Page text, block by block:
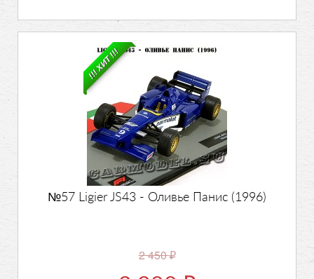
!!! ХИТ !!!
№57 Ligier JS43 - Оливье Панис (1996)
2 450₽